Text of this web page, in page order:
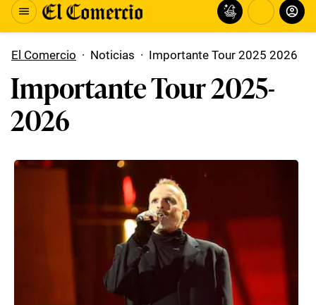
El Comercio · Noticias · Importante Tour 2025 2026
Importante Tour 2025-
2026